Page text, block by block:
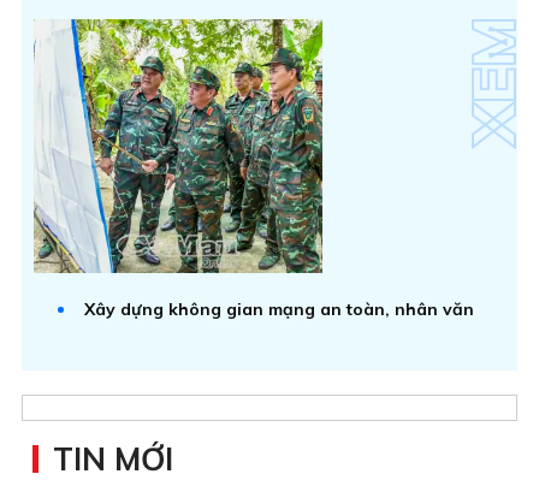
Xây dựng không gian mạng an toàn, nhân văn
TIN MỚI